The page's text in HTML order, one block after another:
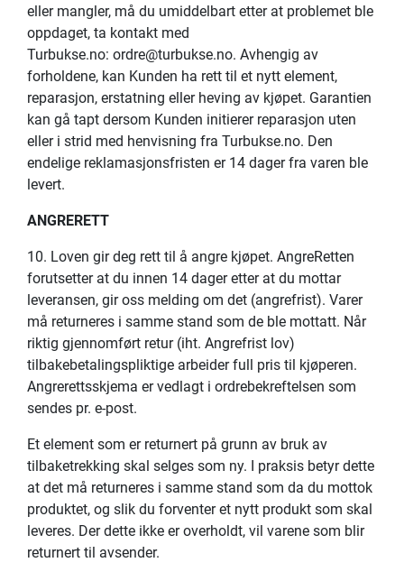
eller mangler, må du umiddelbart etter at problemet ble
oppdaget, ta kontakt med
Turbukse.no: ordre@turbukse.no. Avhengig av
forholdene, kan Kunden ha rett til et nytt element,
reparasjon, erstatning eller heving av kjøpet. Garantien
kan gå tapt dersom Kunden initierer reparasjon uten
eller i strid med henvisning fra Turbukse.no. Den
endelige reklamasjonsfristen er 14 dager fra varen ble
levert.
ANGRERETT
10. Loven gir deg rett til å angre kjøpet. AngreRetten
forutsetter at du innen 14 dager etter at du mottar
leveransen, gir oss melding om det (angrefrist). Varer
må returneres i samme stand som de ble mottatt. Når
riktig gjennomført retur (iht. Angrefrist lov)
tilbakebetalingspliktige arbeider full pris til kjøperen.
Angrerettsskjema er vedlagt i ordrebekreftelsen som
sendes pr. e-post.
Et element som er returnert på grunn av bruk av
tilbaketrekking skal selges som ny. I praksis betyr dette
at det må returneres i samme stand som da du mottok
produktet, og slik du forventer et nytt produkt som skal
leveres. Der dette ikke er overholdt, vil varene som blir
returnert til avsender.